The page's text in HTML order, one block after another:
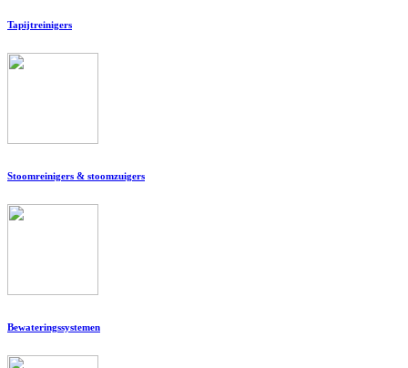
Tapijtreinigers
Stoomreinigers & stoomzuigers
Bewateringssystemen